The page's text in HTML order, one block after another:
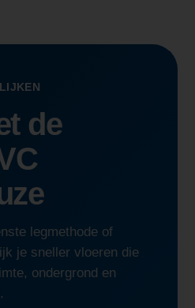
de
legmethode of
je sneller vloeren die
ondergrond en